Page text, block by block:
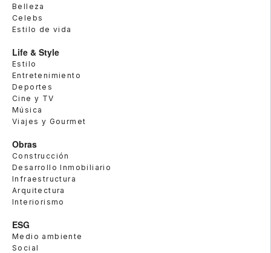
Belleza
Celebs
Estilo de vida
Life & Style
Estilo
Entretenimiento
Deportes
Cine y TV
Música
Viajes y Gourmet
Obras
Construcción
Desarrollo Inmobiliario
Infraestructura
Arquitectura
Interiorismo
ESG
Medio ambiente
Social